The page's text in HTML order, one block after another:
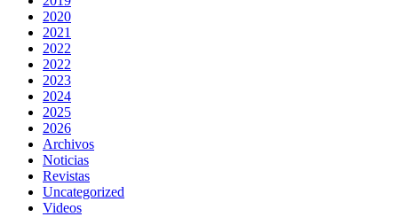
2020
2021
2022
2022
2023
2024
2025
2026
Archivos
Noticias
Revistas
Uncategorized
Videos